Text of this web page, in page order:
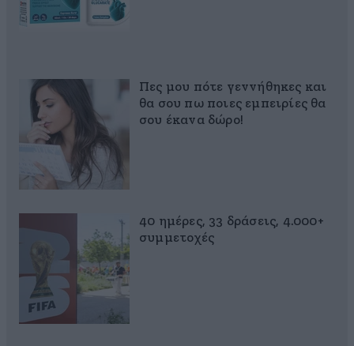
Πες μου πότε γεννήθηκες και
θα σου πω ποιες εμπειρίες θα
σου έκανα δώρο!
40 ημέρες, 33 δράσεις, 4.000+
συμμετοχές